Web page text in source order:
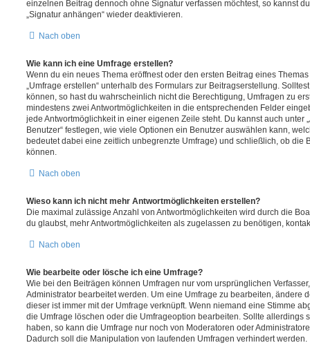
einzelnen Beitrag dennoch ohne Signatur verfassen möchtest, so kannst
„Signatur anhängen“ wieder deaktivieren.
Nach oben
Wie kann ich eine Umfrage erstellen?
Wenn du ein neues Thema eröffnest oder den ersten Beitrag eines
„Umfrage erstellen“ unterhalb des Formulars zur Beitragserstellung.
können, so hast du wahrscheinlich nicht die Berechtigung, Umfragen zu
mindestens zwei Antwortmöglichkeiten in die entsprechenden Felder
jede Antwortmöglichkeit in einer eigenen Zeile steht. Du kannst auch unter
Benutzer“ festlegen, wie viele Optionen ein Benutzer auswählen kann,
bedeutet dabei eine zeitlich unbegrenzte Umfrage) und schließlich, ob die
können.
Nach oben
Wieso kann ich nicht mehr Antwortmöglichkeiten erstellen?
Die maximal zulässige Anzahl von Antwortmöglichkeiten wird durch die
du glaubst, mehr Antwortmöglichkeiten als zugelassen zu benötigen,
Nach oben
Wie bearbeite oder lösche ich eine Umfrage?
Wie bei den Beiträgen können Umfragen nur vom ursprünglichen
Administrator bearbeitet werden. Um eine Umfrage zu bearbeiten, ändere
dieser ist immer mit der Umfrage verknüpft. Wenn niemand eine Stimme
die Umfrage löschen oder die Umfrageoption bearbeiten. Sollte allerdings
haben, so kann die Umfrage nur noch von Moderatoren oder
Dadurch soll die Manipulation von laufenden Umfragen verhindert werden.